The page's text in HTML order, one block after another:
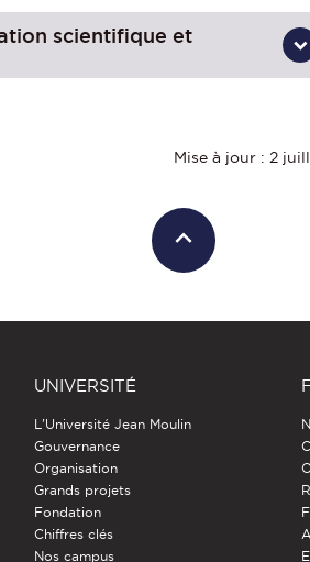
scientifique et
Mise à jour : 2
UNIVERSITÉ
L'Université Jean Moulin
Gouvernance
Organisation
Grands projets
Fondation
Chiffres clés
Nos campus